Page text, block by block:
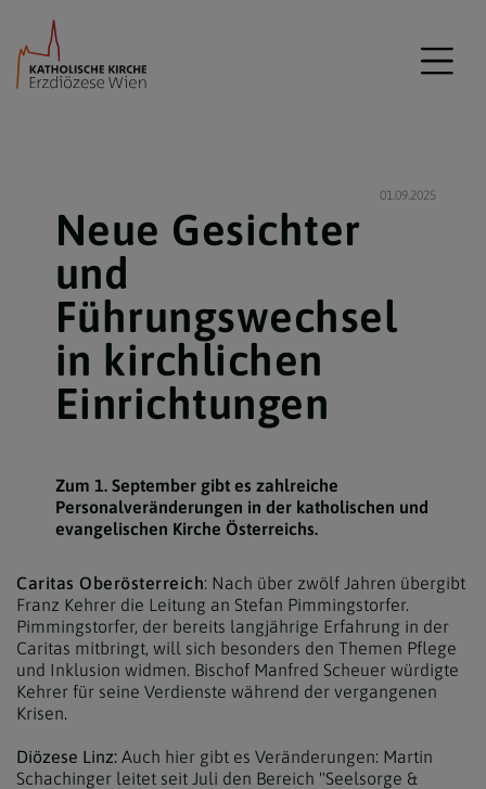
01.09.2025
Neue Gesichter
und
Führungswechsel
in kirchlichen
Einrichtungen
Zum 1. September gibt es zahlreiche
Personalveränderungen in der katholischen und
evangelischen Kirche Österreichs.
Caritas Oberösterreich: Nach über zwölf Jahren übergibt
Franz Kehrer die Leitung an Stefan Pimmingstorfer.
Pimmingstorfer, der bereits langjährige Erfahrung in der
Caritas mitbringt, will sich besonders den Themen Pflege
und Inklusion widmen. Bischof Manfred Scheuer würdigte
Kehrer für seine Verdienste während der vergangenen
Krisen.
Diözese Linz: Auch hier gibt es Veränderungen: Martin
Schachinger leitet seit Juli den Bereich "Seelsorge &